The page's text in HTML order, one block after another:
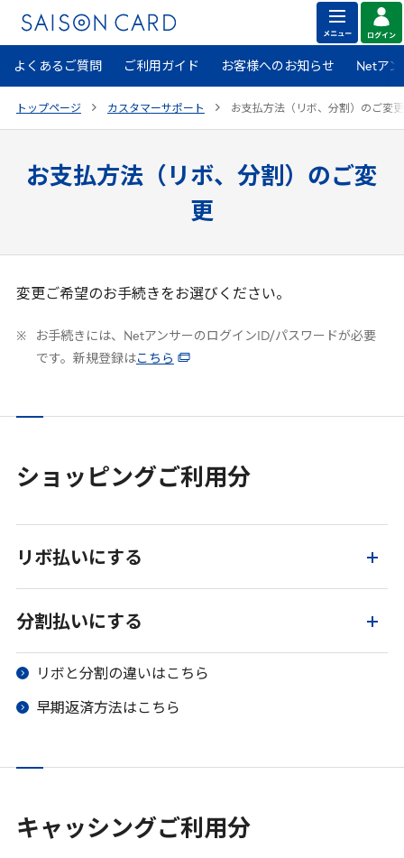
よくあるご質問 ご利用ガイド お客様へのお知らせ Netア
トップページ カスタマーサポート お支払方法（リボ、分割）のご変更
お支払方法（リボ、分割）のご変
更
変更ご希望のお手続きをお選びください。
お手続きには、NetアンサーのログインID/パスワードが必要
です。新規登録はこちら
ショッピングご利用分
リボ払いにする
分割払いにする
リボと分割の違いはこちら
早期返済方法はこちら
キャッシングご利用分